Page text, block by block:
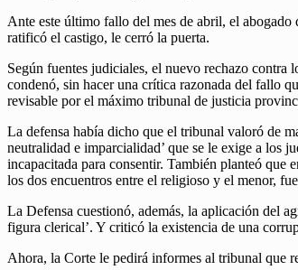
Ante este último fallo del mes de abril, el
ratificó el castigo, le cerró la puerta.
Según fuentes judiciales, el nuevo rechazo contra
condenó, sin hacer una crítica razonada del fallo
revisable por el máximo tribunal de justicia
La defensa había dicho que el tribunal valoró de
neutralidad e imparcialidad’ que se le exige a los
incapacitada para consentir. También planteó que
los dos encuentros entre el religioso y el menor,
La Defensa cuestionó, además, la aplicación del
figura clerical’. Y criticó la existencia de una
Ahora, la Corte le pedirá informes al tribunal que